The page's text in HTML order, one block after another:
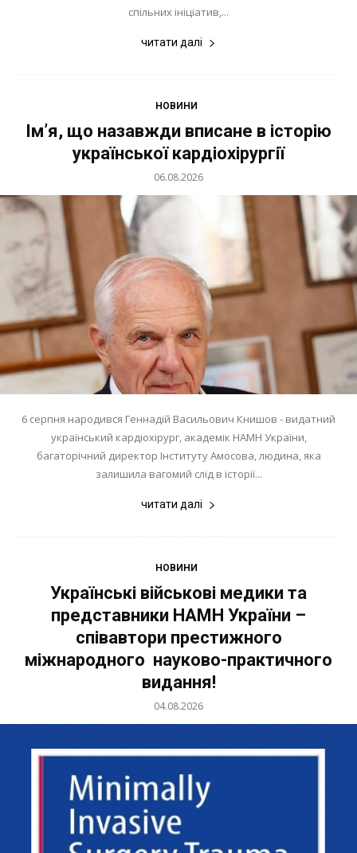
спільних ініціатив,...
читати далі
НОВИНИ
Ім’я, що назавжди вписане в історію
української кардіохірургії
06.08.2026
6 серпня народився Геннадій Васильович Книшов - видатний
український кардіохірург, академік НАМН України,
багаторічний директор Інституту Амосова, людина, яка
залишила вагомий слід в історії...
читати далі
НОВИНИ
Українські військові медики та
представники НАМН України –
співавтори престижного
міжнародного науково-практичного
видання!
04.08.2026